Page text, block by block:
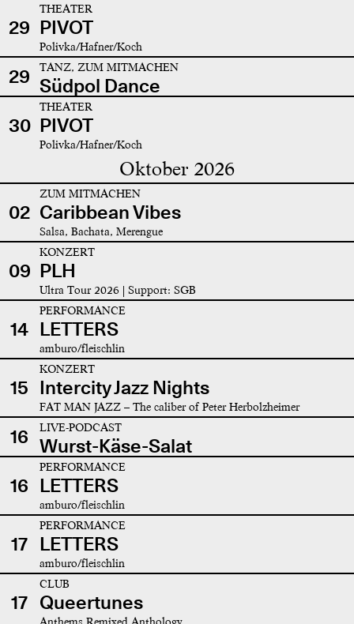
29
THEATER
PIVOT
Polivka/Hafner/Koch
29 TANZ, ZUM MITMACHEN
Südpol Dance
30
THEATER
PIVOT
Polivka/Hafner/Koch
Oktober 2026
02
ZUM MITMACHEN
Caribbean Vibes
Salsa, Bachata, Merengue
09
KONZERT
PLH
Ultra Tour 2026 | Support: SGB
14
PERFORMANCE
LETTERS
amburo/fleischlin
15
KONZERT
Intercity Jazz Nights
FAT MAN JAZZ – The caliber of Peter Herbolzheimer
16 LIVE-PODCAST
Wurst-Käse-Salat
16
PERFORMANCE
LETTERS
amburo/fleischlin
17
PERFORMANCE
LETTERS
amburo/fleischlin
17
CLUB
Queertunes